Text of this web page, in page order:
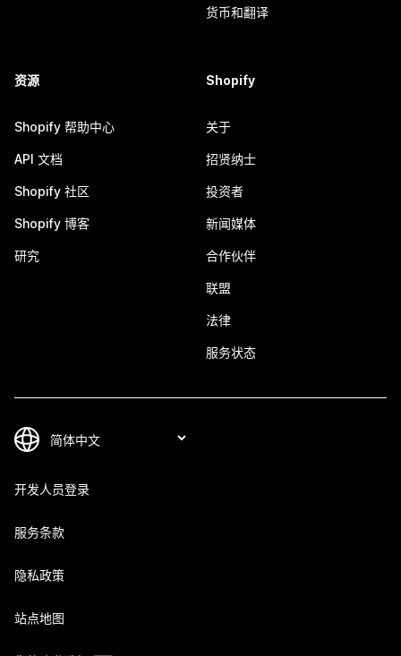
货币和翻译
资源
Shopify 帮助中心
API 文档
Shopify 社区
Shopify 博客
研究
Shopify
关于
招贤纳士
投资者
新闻媒体
合作伙伴
联盟
法律
服务状态
开发人员登录
服务条款
隐私政策
站点地图